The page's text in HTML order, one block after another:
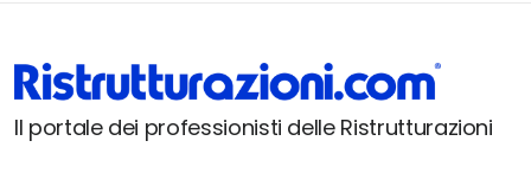
Il portale dei professionisti delle Ristrutturazioni